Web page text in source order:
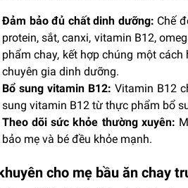
Đảm bảo đủ chất dinh dưỡng: Chế
protein, sắt, canxi, vitamin B12,
phẩm chay, kết hợp chúng một
chuyên gia dinh dưỡng.
Bổ sung vitamin B12: Vitamin B12
sung vitamin B12 từ thực phẩm bổ
Theo dõi sức khỏe thường xuyên:
bảo mẹ và bé đều khỏe mạnh.
cho mẹ bầu ăn chay